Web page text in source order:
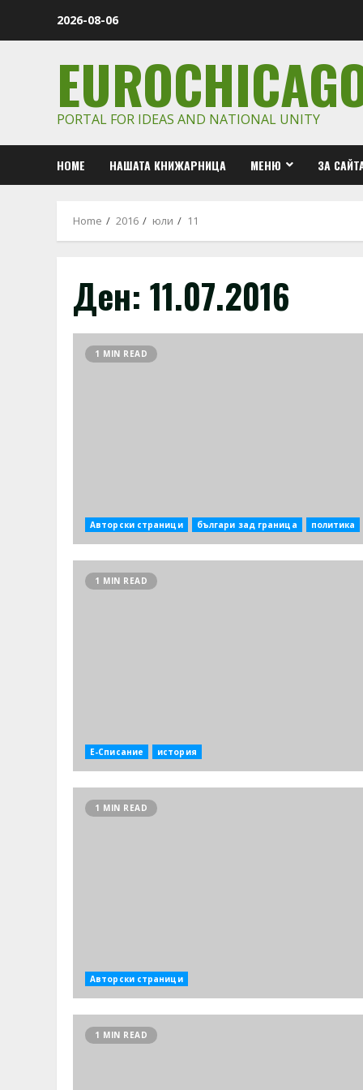
2026-08-06
PORTAL FOR IDEAS AND NATIONAL UNITY
HOME НАШАТА КНИЖАРНИЦА МЕНЮ ЗА
Home 2016 юли 11
Ден: 11.07.2016
1 MIN READ
Авторски страници българи зад граница политика
1 MIN READ
Е-Списание история
1 MIN READ
Авторски страници
1 MIN READ